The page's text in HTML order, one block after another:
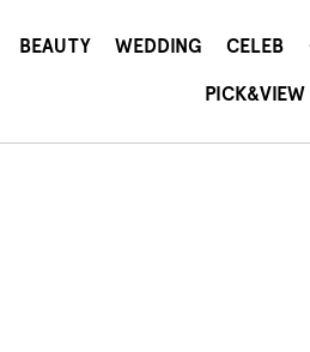
BEAUTY WEDDING CELEB
PICK&VIEW